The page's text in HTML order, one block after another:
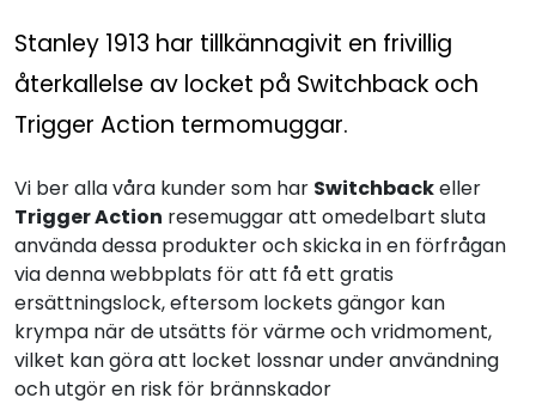
Stanley 1913 har tillkännagivit en frivillig
återkallelse av locket på Switchback och
Trigger Action termomuggar.
Vi ber alla våra kunder som har Switchbackeller
Trigger Action resemuggar att omedelbart sluta
använda dessa produkter och skicka in en förfrågan
via denna webbplats för att få ett gratis
ersättningslock, eftersom lockets gängor kan
krympa när de utsätts för värme och vridmoment,
vilket kan göra att locket lossnar under användning
och utgör en risk för brännskador